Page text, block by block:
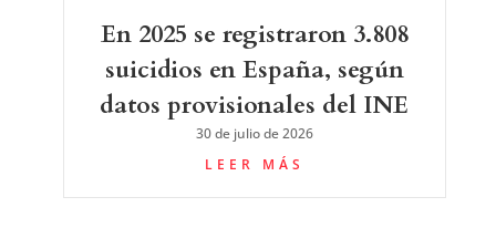
En 2025 se registraron 3.808
suicidios en España, según
datos provisionales del INE
30 de julio de 2026
LEER MÁS